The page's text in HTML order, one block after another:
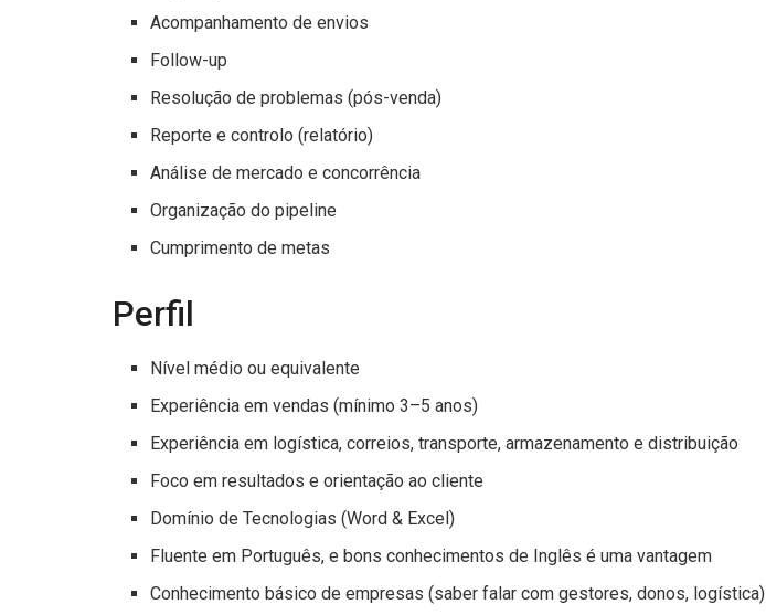
Acompanhamento de envios
Follow-up
Resolução de problemas (pós-venda)
Reporte e controlo (relatório)
Análise de mercado e concorrência
Organização do pipeline
Cumprimento de metas
Perfil
Nível médio ou equivalente
Experiência em vendas (mínimo 3–5 anos)
Experiência em logística, correios, transporte, armazenamento e distribuição
Foco em resultados e orientação ao cliente
Domínio de Tecnologias (Word & Excel)
Fluente em Português, e bons conhecimentos de Inglês é uma vantagem
Conhecimento básico de empresas (saber falar com gestores, donos, logística)